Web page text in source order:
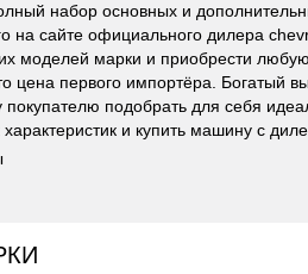
набор основных и
на сайте официального дилера
моделей марки и приобрести
цена первого импортёра. Богатый
покупателю подобрать для себя
и купить машину с